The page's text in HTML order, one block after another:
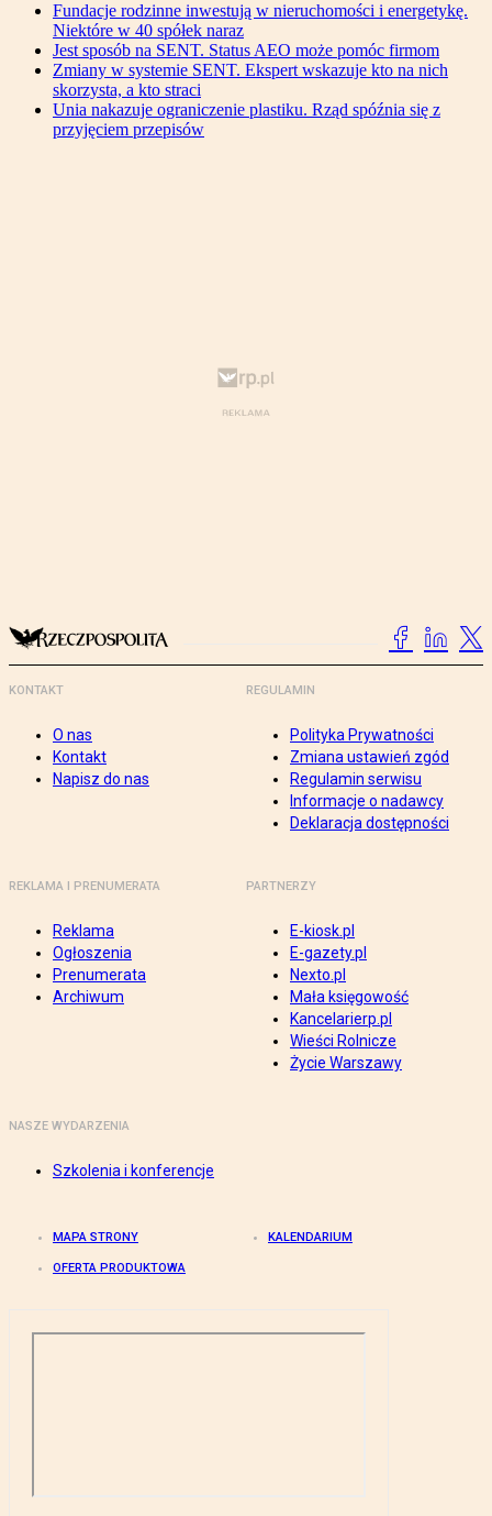
Fundacje rodzinne inwestują w nieruchomości i energetykę.
Niektóre w 40 spółek naraz
Jest sposób na SENT. Status AEO może pomóc firmom
Zmiany w systemie SENT. Ekspert wskazuje kto na nich
skorzysta, a kto straci
Unia nakazuje ograniczenie plastiku. Rząd spóźnia się z
przyjęciem przepisów
KONTAKT
O nas
Kontakt
Napisz do nas
REGULAMIN
Polityka Prywatności
Zmiana ustawień zgód
Regulamin serwisu
Informacje o nadawcy
Deklaracja dostępności
REKLAMA I PRENUMERATA
Reklama
Ogłoszenia
Prenumerata
Archiwum
PARTNERZY
E-kiosk.pl
E-gazety.pl
Nexto.pl
Mała księgowość
Kancelarierp.pl
Wieści Rolnicze
Życie Warszawy
NASZE WYDARZENIA
Szkolenia i konferencje
MAPA STRONY KALENDARIUM
OFERTA PRODUKTOWA